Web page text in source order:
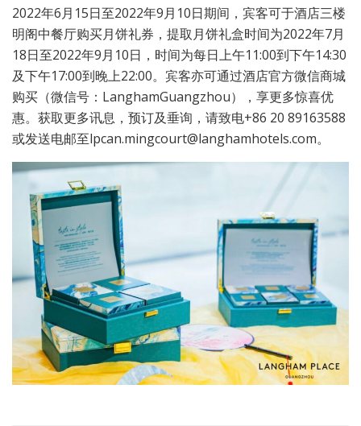
2022年6月 15日至2022年9月 10日期间，宾客可于酒店三楼
明阁中餐厅购买月饼礼券，提取月饼礼盒时间为2022年7月
18日至2022年9月 10日，时间为每日上午11:00到下午14:30
及下午17:00到晚上22:00。宾客亦可通过酒店官方微信商城
购买（微信号： LanghamGuangzhou），享更多惊喜优
惠。获取更多讯息，预订及垂询，请致电+86 20 89163588
或发送电邮至lpcan.mingcourt@langhamhotels.com。